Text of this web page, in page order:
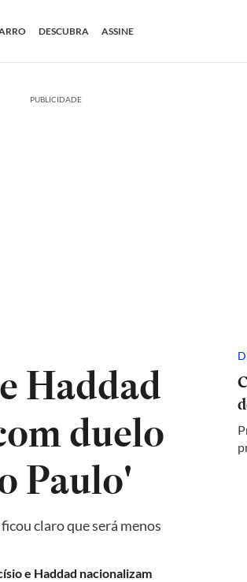
DESCUBRA ASSINE
PUBLICIDADE
Haddad
duelo
Paulo'
claro que será menos
e Haddad nacionalizam